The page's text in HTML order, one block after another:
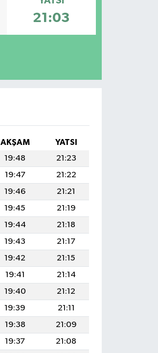
21:03
AKŞAM
YATSI
19:48
21:23
19:47
21:22
19:46
21:21
19:45
21:19
19:44
21:18
19:43
21:17
19:42
21:15
19:41
21:14
19:40
21:12
19:39
21:11
19:38
21:09
19:37
21:08